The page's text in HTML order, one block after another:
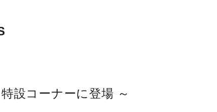
設コーナーに登場 ～